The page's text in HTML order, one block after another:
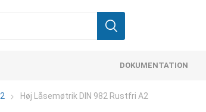
DOKUMENTATION
Høj Låsemøtrik DIN 982 Rustfri A2